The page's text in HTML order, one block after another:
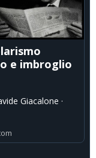
e imbroglio
Giacalone ·